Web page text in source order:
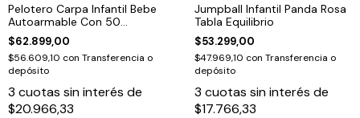
Pelotero Carpa Infantil Bebe
Autoarmable Con 50
Pelotitas
$62.899,00
$56.609,10 con Transferencia o
depósito
3 cuotas sin interés de
$20.966,33
Jumpball Infantil Panda Rosa
Tabla Equilibrio
$53.299,00
$47.969,10 con Transferencia o
depósito
3 cuotas sin interés de
$17.766,33